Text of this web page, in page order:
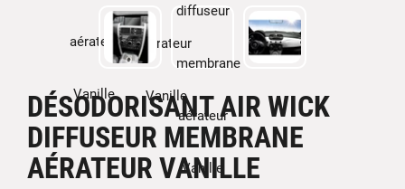
DÉSODORISANT AIR WICK
DIFFUSEUR MEMBRANE
AÉRATEUR VANILLE